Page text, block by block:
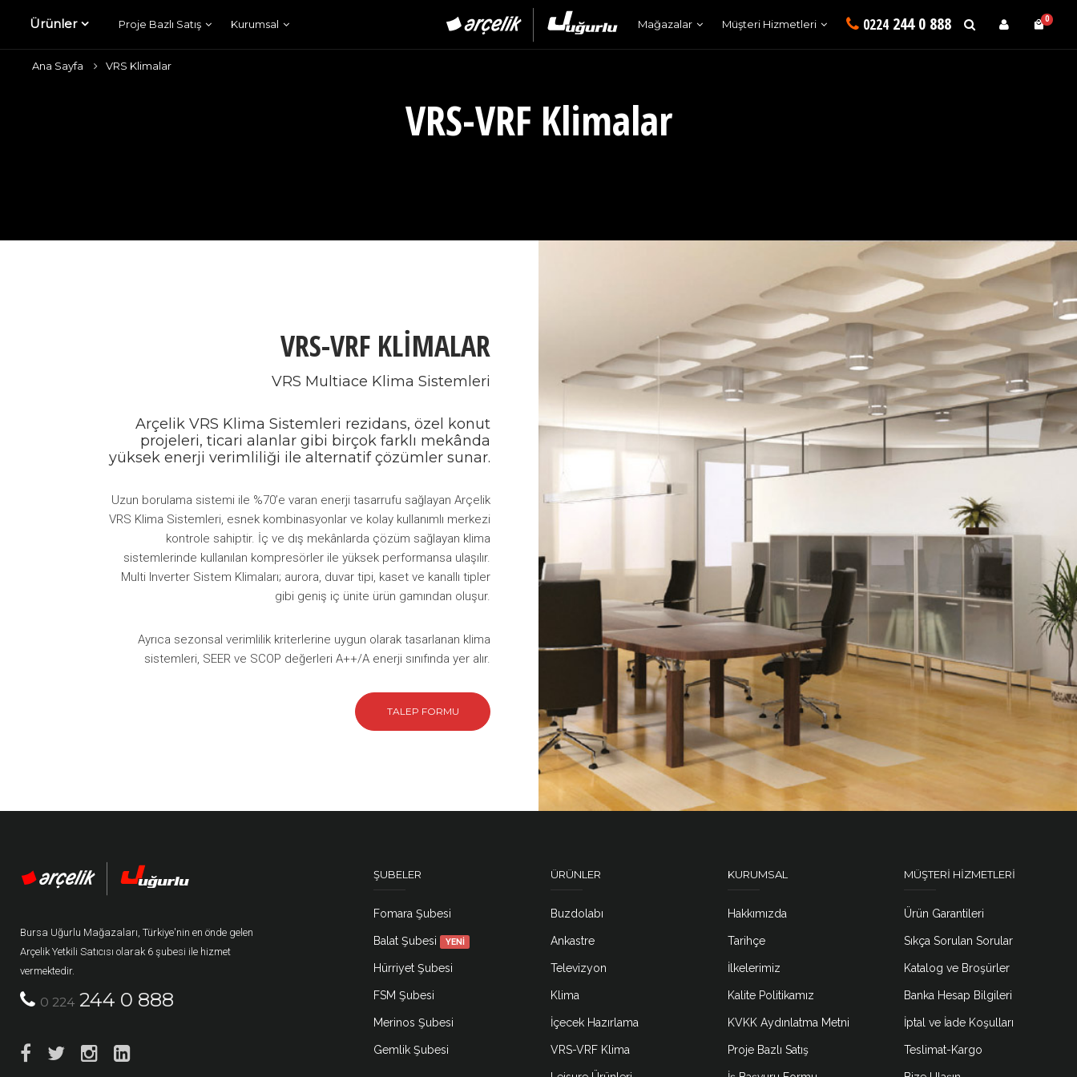
0
Ürünler Proje Bazlı Satış Kurumsal Mağazalar Müşteri Hizmetleri 0224 244 0 888
Ana Sayfa VRS Klimalar
VRS-VRF Klimalar
VRS-VRF KLIMALAR
VRS Multiace Klima Sistemleri
Arçelik VRS Klima Sistemleri rezidans, özel konut
projeleri, ticari alanlar gibi birçok farklı mekânda
yüksek enerji verimliliği ile alternatif çözümler sunar.
Uzun borulama sistemi ile %70’e varan enerji tasarrufu sağlayan Arçelik
VRS Klima Sistemleri, esnek kombinasyonlar ve kolay kullanımlı merkezi
kontrole sahiptir. İç ve dış mekânlarda çözüm sağlayan klima
sistemlerinde kullanılan kompresörler ile yüksek performansa ulaşılır.
Multi Inverter Sistem Klimaları; aurora, duvar tipi, kaset ve kanallı tipler
gibi geniş iç ünite ürün gamından oluşur.
Ayrıca sezonsal verimlilik kriterlerine uygun olarak tasarlanan klima
sistemleri, SEER ve SCOP değerleri A++/A enerji sınıfında yer alır.
TALEP FORMU
Bursa Uğurlu Mağazaları, Türkiye'nin en önde gelen
Arçelik Yetkili Satıcısı olarak 6 şubesi ile hizmet
vermektedir.
0 224 244 0 888
ŞUBELER
Fomara Şubesi
Balat Şubesi YENİ
Hürriyet Şubesi
FSM Şubesi
Merinos Şubesi
Gemlik Şubesi
ÜRÜNLER
Buzdolabı
Ankastre
Televizyon
Klima
İçecek Hazırlama
VRS-VRF Klima
KURUMSAL
Hakkımızda
Tarihçe
İlkelerimiz
Kalite Politikamız
KVKK Aydınlatma Metni
Proje Bazlı Satış
MÜŞTERI HIZMETLERI
Ürün Garantileri
Sıkça Sorulan Sorular
Katalog ve Broşürler
Banka Hesap Bilgileri
İptal ve İade Koşulları
Teslimat-Kargo